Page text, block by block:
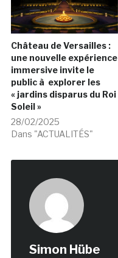
Château de Versailles :
une nouvelle expérience
immersive invite le
public à explorer les
« jardins disparus du Roi
Soleil »
28/02/2025
Dans "ACTUALITÉS"
Simon Hübe